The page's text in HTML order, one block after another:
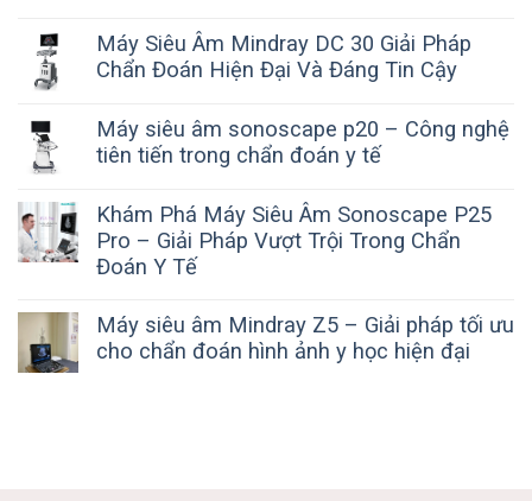
Máy Siêu Âm Mindray DC 30 Giải Pháp
Chẩn Đoán Hiện Đại Và Đáng Tin Cậy
Máy siêu âm sonoscape p20 – Công nghệ
tiên tiến trong chẩn đoán y tế
Khám Phá Máy Siêu Âm Sonoscape P25
Pro – Giải Pháp Vượt Trội Trong Chẩn
Đoán Y Tế
Máy siêu âm Mindray Z5 – Giải pháp tối ưu
cho chẩn đoán hình ảnh y học hiện đại